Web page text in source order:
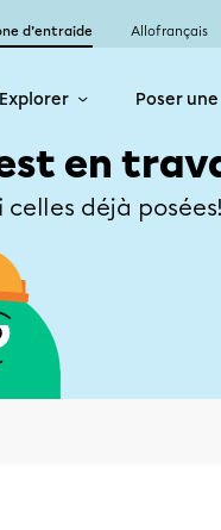
d’entraide Allofrançais
Explorer Poser
en
déjà posées!